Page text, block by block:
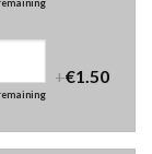
+€1.50